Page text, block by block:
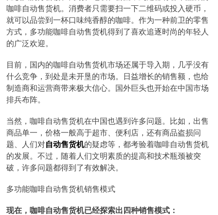
咖啡自动售货机。消费者只需要扫一下二维码或投入硬币，
就可以品尝到一杯口味纯香醇的咖啡。作为一种前卫的零售
方式，多功能咖啡自动售货机得到了喜欢追逐时尚的年轻人
的广泛欢迎。
目前，国内的咖啡自动售货机市场还属于导入期，几乎没有
什么竞争，到处是未开垦的市场。日益增长的销售额，也给
制造商和运营商带来极大信心。国外巨头也开始在中国市场
排兵布阵。
当然，咖啡自动售货机在中国也遇到许多问题。比如，出售
商品单一，价格一般高于超市、便利店，还有商品盗损问
题、人们对自动售货机的疑虑等，都考验着咖啡自动售货机
的发展。不过，随着人们文明素质的提高和技术瓶颈被突
破，许多问题都得到了有效解决。
多功能咖啡自动售货机销售模式
现在，咖啡自动售货机已经探索出四种销售模式：